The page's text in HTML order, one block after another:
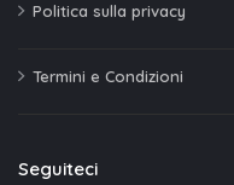
Politica sulla privacy
Termini e Condizioni
Seguiteci